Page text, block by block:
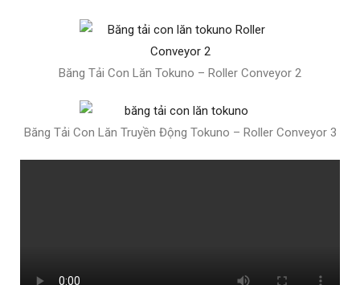
Băng Tải Con Lăn Tokuno – Roller Conveyor 2
Băng Tải Con Lăn Truyền Động Tokuno – Roller Conveyor 3